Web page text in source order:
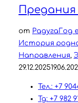
от РадугаГод
История
Направления,
29.12.2025
Тел.: +7
Tg: +7 982